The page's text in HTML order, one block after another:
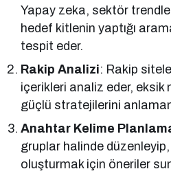
Yapay zeka, sektör
hedef kitlenin yaptığı
tespit eder.
Rakip Analizi: Rakip
içerikleri analiz eder, eksik
güçlü stratejilerini
Anahtar Kelime
gruplar halinde
oluşturmak için öneriler